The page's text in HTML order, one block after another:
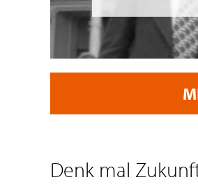
Denk mal